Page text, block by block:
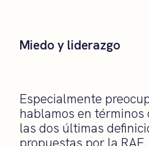
Miedo y liderazgo
Especialmente
hablamos en términos
las dos últimas